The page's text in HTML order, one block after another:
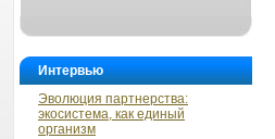
Интервью
Эволюция партнерства:
экосистема, как единый
организм